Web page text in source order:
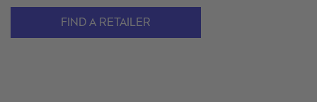
FIND A RETAILER